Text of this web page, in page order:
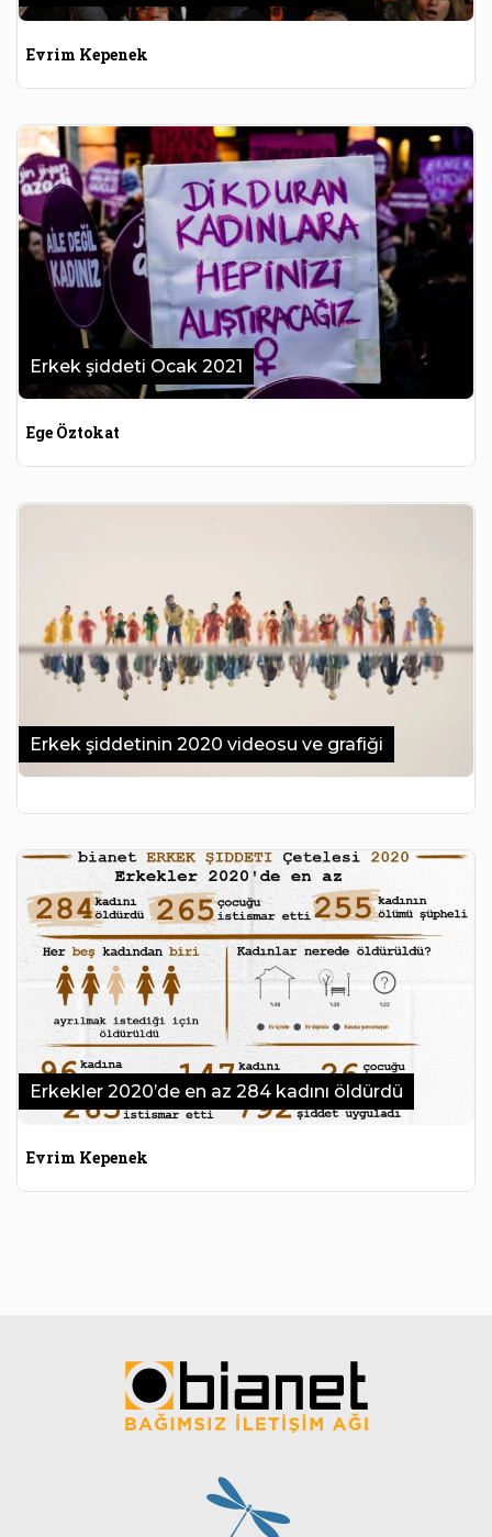
Evrim Kepenek
Erkek şiddeti Ocak 2021
Ege Öztokat
Erkek şiddetinin 2020 videosu ve grafiği
Erkekler 2020’de en az 284 kadını öldürdü
Evrim Kepenek